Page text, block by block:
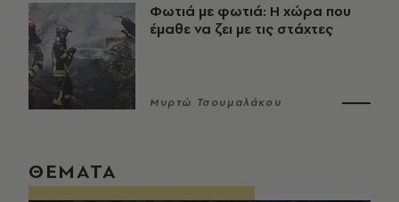
Φωτιά με φωτιά: Η χώρα που
έμαθε να ζει με τις στάχτες
Μυρτώ Τσουμαλάκου
ΘΕΜΑΤΑ